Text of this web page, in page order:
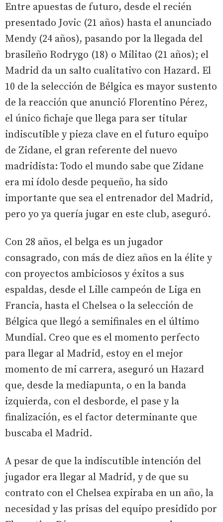
Entre apuestas de futuro, desde el recién
presentado Jovic (21 años) hasta el anunciado
Mendy (24 años), pasando por la llegada del
brasileño Rodrygo (18) o Militao (21 años); el
Madrid da un salto cualitativo con Hazard. El
10 de la selección de Bélgica es mayor sustento
de la reacción que anunció Florentino Pérez,
el único fichaje que llega para ser titular
indiscutible y pieza clave en el futuro equipo
de Zidane, el gran referente del nuevo
madridista: Todo el mundo sabe que Zidane
era mi ídolo desde pequeño, ha sido
importante que sea el entrenador del Madrid,
pero yo ya quería jugar en este club, aseguró.
Con 28 años, el belga es un jugador
consagrado, con más de diez años en la élite y
con proyectos ambiciosos y éxitos a sus
espaldas, desde el Lille campeón de Liga en
Francia, hasta el Chelsea o la selección de
Bélgica que llegó a semifinales en el último
Mundial. Creo que es el momento perfecto
para llegar al Madrid, estoy en el mejor
momento de mi carrera, aseguró un Hazard
que, desde la mediapunta, o en la banda
izquierda, con el desborde, el pase y la
finalización, es el factor determinante que
buscaba el Madrid.
A pesar de que la indiscutible intención del
jugador era llegar al Madrid, y de que su
contrato con el Chelsea expiraba en un año, la
necesidad y las prisas del equipo presidido por